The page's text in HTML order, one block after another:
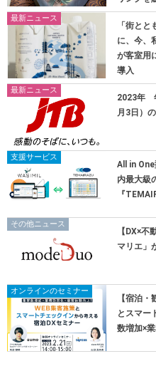
最新ニュース
「街と
に、今、
が客室用
導入
最新ニュース
2023年
月3日）
支援サービス
All in
内最大級
『
その他ニュース
【DX×
マリエ」
オンラインのセミナー
【宿泊
とスマー
数増加×